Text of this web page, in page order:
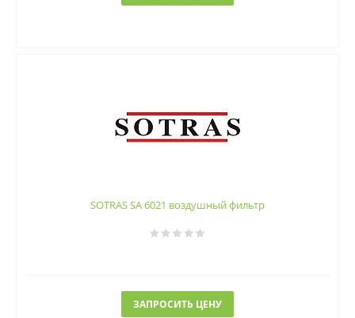
SOTRAS SA 6021 воздушный фильтр
ЗАПРОСИТЬ ЦЕНУ